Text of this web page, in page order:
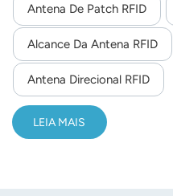
Antena De Patch RFID
Alcance Da Antena RFID
Antena Direcional RFID
LEIA MAIS